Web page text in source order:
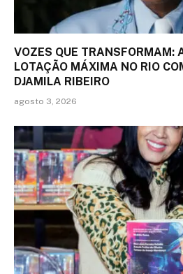
VOZES QUE TRANSFORMAM:
LOTAÇÃO MÁXIMA NO RIO
DJAMILA RIBEIRO
agosto 3, 2026